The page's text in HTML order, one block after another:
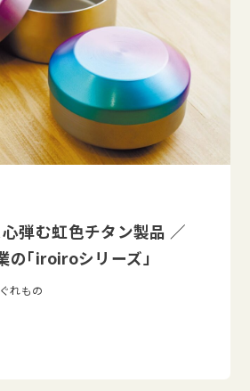
心弾む虹色チタン製品 ／
「iroiroシリーズ」
れもの